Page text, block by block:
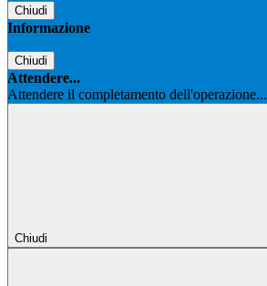
Chiudi
Informazione
Chiudi
Attendere...
Attendere il completamento dell'operazione...
Chiudi